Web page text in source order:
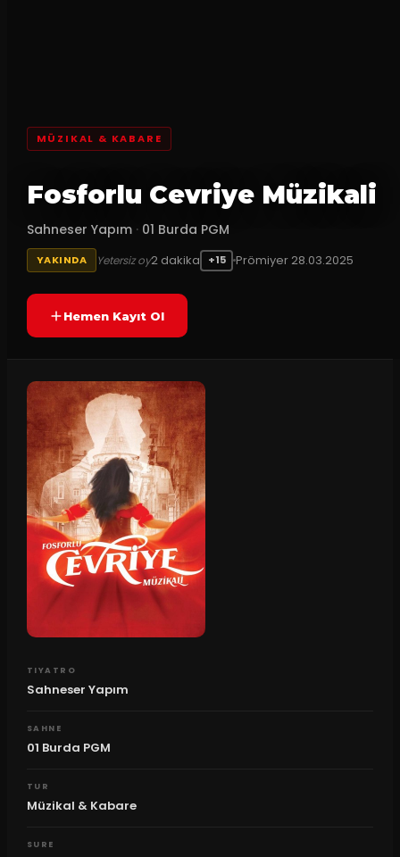
MÜZIKAL & KABARE
Fosforlu Cevriye Müzikali
Sahneser Yapım · 01 Burda PGM
YAKINDA Yetersiz oy2 dakika +15 Prömiyer 28.03.2025
Hemen Kayıt Ol
TIYATRO
Sahneser Yapım
SAHNE
01 Burda PGM
TUR
Müzikal & Kabare
SURE